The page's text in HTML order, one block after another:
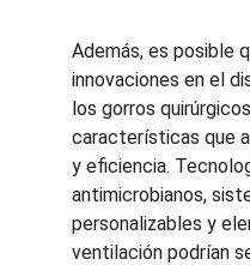
Además, es posible
innovaciones en el
los gorros
características que
y eficiencia.
antimicrobianos,
personalizables y
ventilación podrían